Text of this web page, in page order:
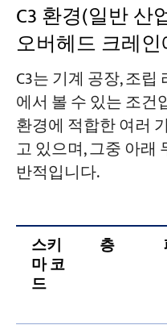
C3 환경(일반 산
오버헤드 크레
C3는 기계 공장, 조
에서 볼 수 있는 조건
환경에 적합한 여러
고 있으며, 그중 아래
반적입니다.
스키
마 코
드
층